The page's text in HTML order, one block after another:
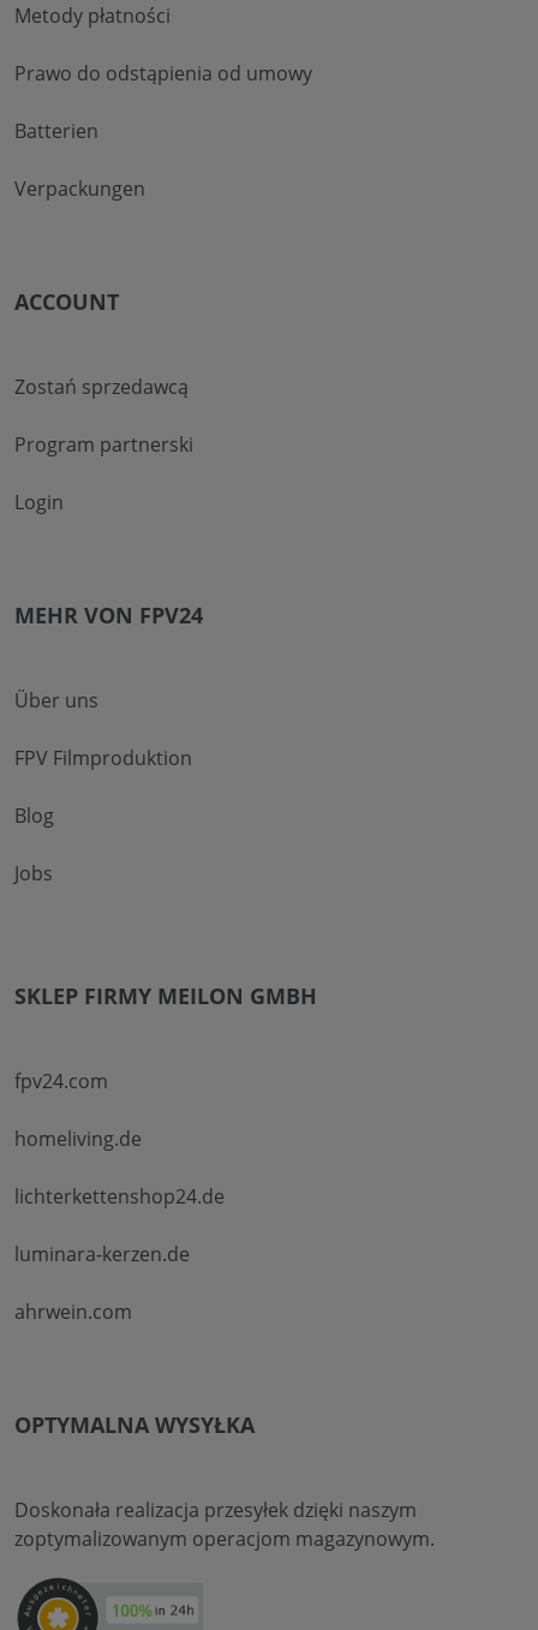
Metody płatności
Prawo do odstąpienia od umowy
Batterien
Verpackungen
ACCOUNT
Zostań sprzedawcą
Program partnerski
Login
MEHR VON FPV24
Über uns
FPV Filmproduktion
Blog
Jobs
SKLEP FIRMY MEILON GMBH
fpv24.com
homeliving.de
lichterkettenshop24.de
luminara-kerzen.de
ahrwein.com
OPTYMALNA WYSYŁKA
Doskonała realizacja przesyłek dzięki naszym
zoptymalizowanym operacjom magazynowym.